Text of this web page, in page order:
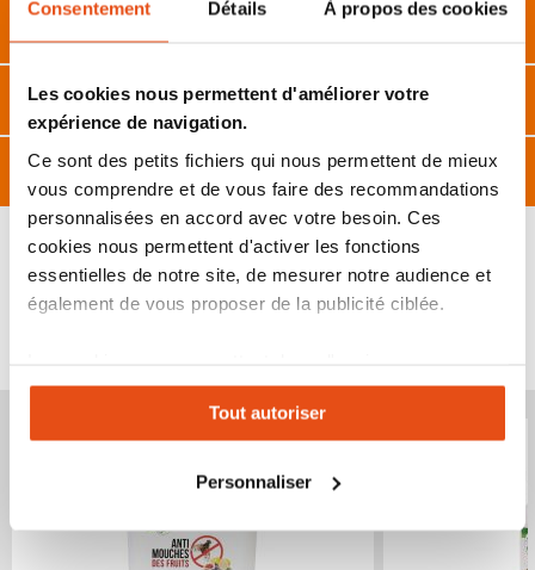
Consentement Détails À propos des cookies
Les cookies nous permettent d'améliorer votre
expérience de navigation.
Ce sont des petits fichiers qui nous permettent de mieux
vous comprendre et de vous faire des recommandations
personnalisées en accord avec votre besoin. Ces
cookies nous permettent d'activer les fonctions
essentielles de notre site, de mesurer notre audience et
également de vous proposer de la publicité ciblée.
expérience personnalisée sur notre site. Vous pouvez
changer votre choix à n'importe quel moment. Refuser
tous les cookies peut limiter certaines fonctionnalités.
Tout autoriser
Personnaliser
Caractéristiques
Avis